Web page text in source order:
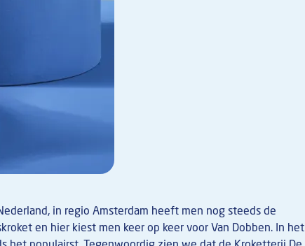
in regio Amsterdam heeft men nog steeds de
en hier kiest men keer op keer voor Van Dobben. In het